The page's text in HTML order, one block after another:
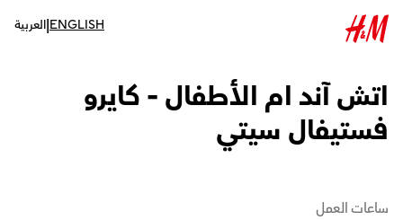
ENGLISH
|العربية
اتش آند ام الأطفال - كايرو
فستيفال سيتي
ساعات العمل